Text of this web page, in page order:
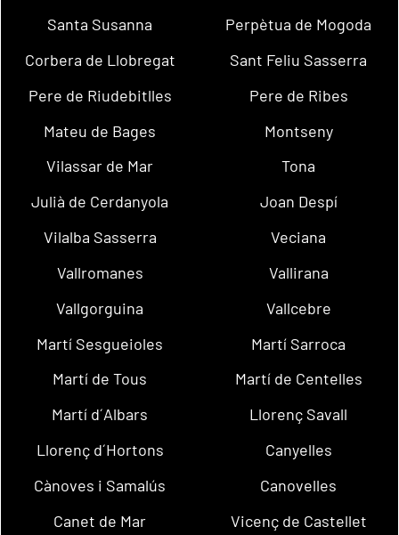
Santa Susanna
Perpètua de Mogoda
Corbera de Llobregat
Sant Feliu Sasserra
Pere de Riudebitlles
Pere de Ribes
Mateu de Bages
Montseny
Vilassar de Mar
Tona
Julià de Cerdanyola
Joan Despí
Vilalba Sasserra
Veciana
Vallromanes
Vallirana
Vallgorguina
Vallcebre
Martí Sesgueioles
Martí Sarroca
Martí de Tous
Martí de Centelles
Martí d´Albars
Llorenç Savall
Llorenç d´Hortons
Canyelles
Cànoves i Samalús
Canovelles
Canet de Mar
Vicenç de Castellet